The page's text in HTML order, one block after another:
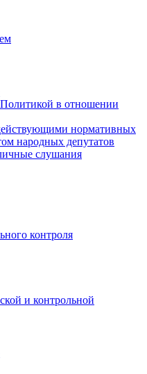
в отношении
нормативных
народных депутатов
слушания
контроля
и контрольной